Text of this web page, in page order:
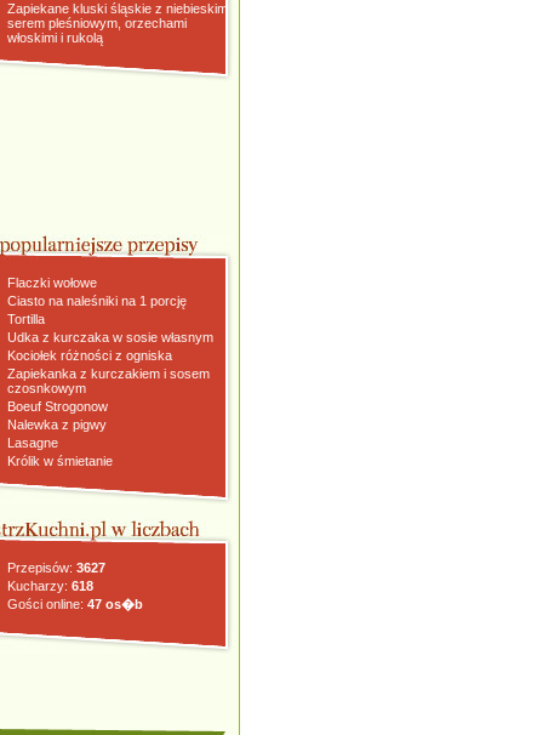
Zapiekane kluski śląskie z niebieskim
serem pleśniowym, orzechami
włoskimi i rukolą
Flaczki wołowe
Ciasto na naleśniki na 1 porcję
Tortilla
Udka z kurczaka w sosie własnym
Kociołek różności z ogniska
Zapiekanka z kurczakiem i sosem
czosnkowym
Boeuf Strogonow
Nalewka z pigwy
Lasagne
Królik w śmietanie
Przepisów: 3627
Kucharzy: 618
Gości online: 47 os�b